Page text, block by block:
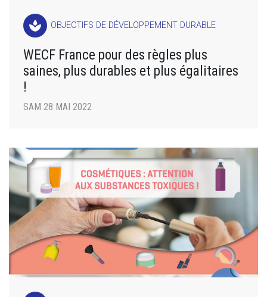
spa OBJECTIFS DE DÉVELOPPEMENT DURABLE
WECF France pour des règles plus
saines, plus durables et plus égalitaires
!
SAM 28 MAI 2022